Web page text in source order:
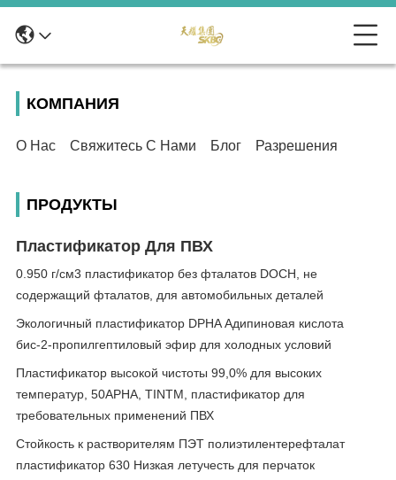
КОМПАНИЯ
О Нас Свяжитесь С Нами Блог Разрешения
ПРОДУКТЫ
Пластификатор Для ПВХ
0.950 г/см3 пластификатор без фталатов DOCH, не
содержащий фталатов, для автомобильных деталей
Экологичный пластификатор DPHA Адипиновая кислота
бис-2-пропилгептиловый эфир для холодных условий
Пластификатор высокой чистоты 99,0% для высоких
температур, 50APHA, TINTM, пластификатор для
требовательных применений ПВХ
Стойкость к растворителям ПЭТ полиэтилентерефталат
пластификатор 630 Низкая летучесть для перчаток